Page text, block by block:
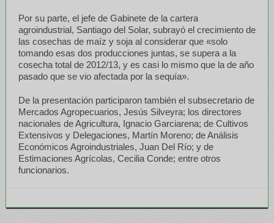
Por su parte, el jefe de Gabinete de la cartera
agroindustrial, Santiago del Solar, subrayó el crecimiento de
las cosechas de maíz y soja al considerar que «solo
tomando esas dos producciones juntas, se supera a la
cosecha total de 2012/13, y es casi lo mismo que la de año
pasado que se vio afectada por la sequía».
De la presentación participaron también el subsecretario de
Mercados Agropecuarios, Jesús Silveyra; los directores
nacionales de Agricultura, Ignacio Garciarena; de Cultivos
Extensivos y Delegaciones, Martín Moreno; de Análisis
Económicos Agroindustriales, Juan Del Río; y de
Estimaciones Agrícolas, Cecilia Conde; entre otros
funcionarios.